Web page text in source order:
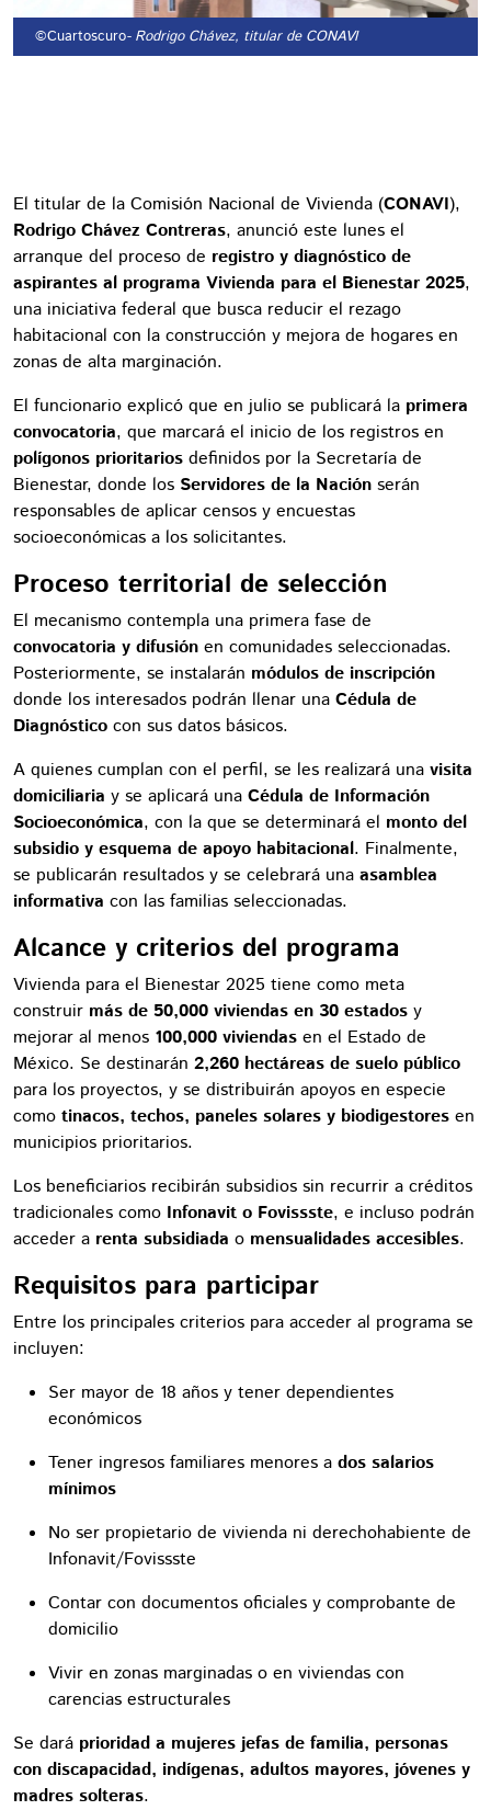
©Cuartoscuro- Rodrigo Chávez, titular de CONAVI
El titular de la Comisión Nacional de Vivienda (CONAVI),
Rodrigo Chávez Contreras, anunció este lunes el
arranque del proceso de registro y diagnóstico de
aspirantes al programa Vivienda para el Bienestar 2025,
una iniciativa federal que busca reducir el rezago
habitacional con la construcción y mejora de hogares en
zonas de alta marginación.
El funcionario explicó que en julio se publicará la primera
convocatoria, que marcará el inicio de los registros en
polígonos prioritarios definidos por la Secretaría de
Bienestar, donde los Servidores de la Nación serán
responsables de aplicar censos y encuestas
socioeconómicas a los solicitantes.
Proceso territorial de selección
El mecanismo contempla una primera fase de
convocatoria y difusión en comunidades seleccionadas.
Posteriormente, se instalarán módulos de inscripción
donde los interesados podrán llenar una Cédula de
Diagnóstico con sus datos básicos.
A quienes cumplan con el perfil, se les realizará una visita
domiciliaria y se aplicará una Cédula de Información
Socioeconómica, con la que se determinará el monto del
subsidio y esquema de apoyo habitacional. Finalmente,
se publicarán resultados y se celebrará una asamblea
informativa con las familias seleccionadas.
Alcance y criterios del programa
Vivienda para el Bienestar 2025 tiene como meta
construir más de 50,000 viviendas en 30 estados y
mejorar al menos 100,000 viviendas en el Estado de
México. Se destinarán 2,260 hectáreas de suelo público
para los proyectos, y se distribuirán apoyos en especie
como tinacos, techos, paneles solares y biodigestores en
municipios prioritarios.
Los beneficiarios recibirán subsidios sin recurrir a créditos
tradicionales como Infonavit o Fovissste, e incluso podrán
acceder a renta subsidiada o mensualidades accesibles.
Requisitos para participar
Entre los principales criterios para acceder al programa se
incluyen:
Ser mayor de 18 años y tener dependientes
económicos
Tener ingresos familiares menores a dos salarios
mínimos
No ser propietario de vivienda ni derechohabiente de
Infonavit/Fovissste
Contar con documentos oficiales y comprobante de
domicilio
Vivir en zonas marginadas o en viviendas con
carencias estructurales
Se dará prioridad a mujeres jefas de familia, personas
con discapacidad, indígenas, adultos mayores, jóvenes y
madres solteras.